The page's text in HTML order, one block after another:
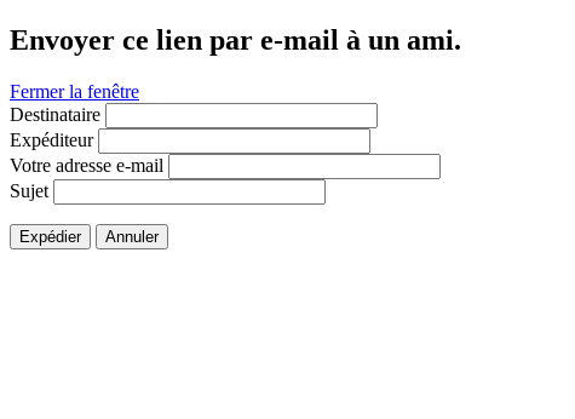
Envoyer ce lien par e-mail à un ami.
Fermer la fenêtre
Destinataire
Expéditeur
Votre adresse e-mail
Sujet
Expédier Annuler